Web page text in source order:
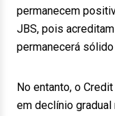
permanecem
JBS, pois
permanecerá
No entanto, o
em declínio